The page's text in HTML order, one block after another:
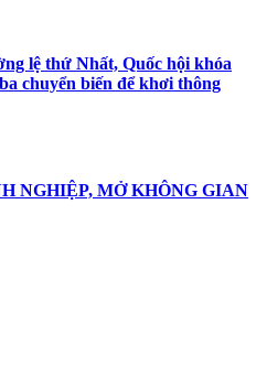
lệ thứ Nhất, Quốc hội khóa
chuyển biến để khơi thông
NGHIỆP, MỞ KHÔNG GIAN